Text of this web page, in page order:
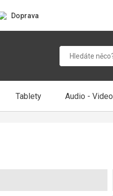
Doprava
Tablety Audio - Video